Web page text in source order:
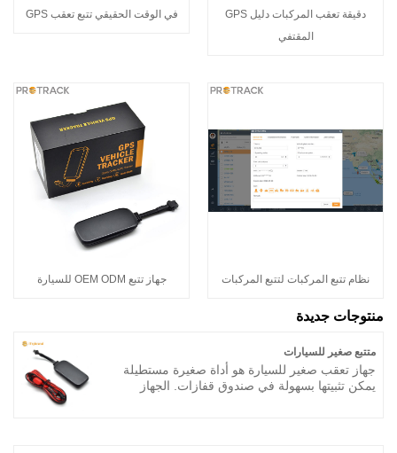
دقيقة تعقب المركبات دليل GPS
المقتفي
في الوقت الحقيقي تتبع تعقب GPS
نظام تتبع المركبات لتتبع المركبات جهاز تتبع OEM ODM للسيارة
منتوجات جديدة
متتبع صغير للسيارات
جهاز تعقب صغير للسيارة هو أداة صغيرة مستطيلة
يمكن تثبيتها بسهولة في صندوق قفازات. الجهاز